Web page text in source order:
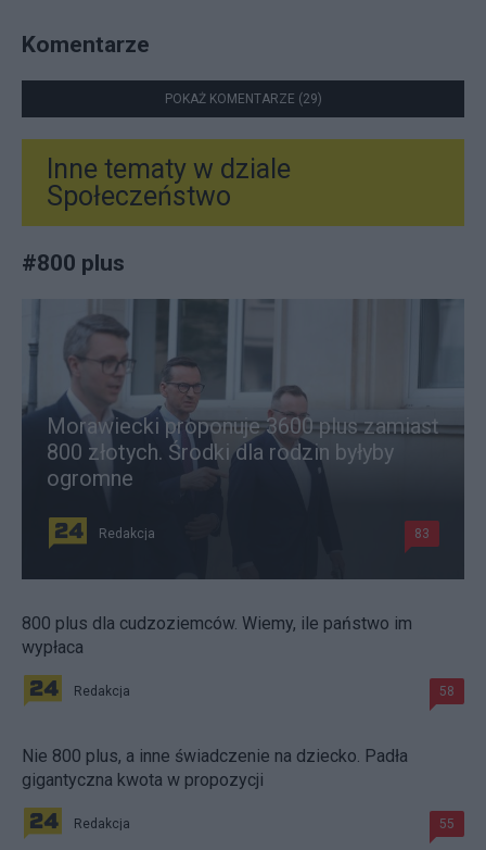
Komentarze
POKAŻ KOMENTARZE (29)
Inne tematy w dziale
Społeczeństwo
#800 plus
Morawiecki proponuje 3600 plus zamiast
800 złotych. Środki dla rodzin byłyby
ogromne
Redakcja 83
800 plus dla cudzoziemców. Wiemy, ile państwo im
wypłaca
Redakcja 58
Nie 800 plus, a inne świadczenie na dziecko. Padła
gigantyczna kwota w propozycji
Redakcja 55